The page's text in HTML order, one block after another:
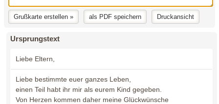
Ursprungstext
Liebe Eltern,
Liebe bestimmte euer ganzes Leben,
einen Teil habt ihr mir als eurem Kind gegeben.
Von Herzen kommen daher meine Glückwünsche